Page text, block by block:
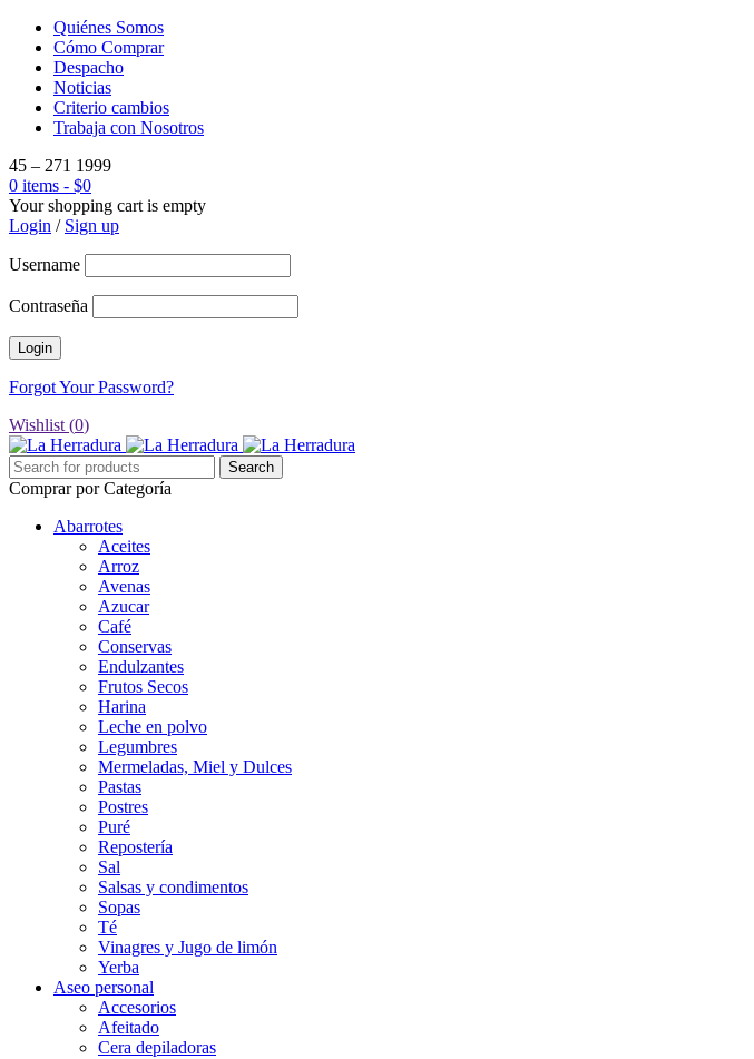
Quiénes Somos
Cómo Comprar
Despacho
Noticias
Criterio cambios
Trabaja con Nosotros
45 – 271 1999
0 items - $0
Your shopping cart is empty
Login / Sign up
Username
Contraseña
Forgot Your Password?
Wishlist (0)
Comprar por Categoría
Abarrotes
Aceites
Arroz
Avenas
Azucar
Café
Conservas
Endulzantes
Frutos Secos
Harina
Leche en polvo
Legumbres
Mermeladas, Miel y Dulces
Pastas
Postres
Puré
Repostería
Sal
Salsas y condimentos
Sopas
Té
Vinagres y Jugo de limón
Yerba
Aseo personal
Accesorios
Afeitado
Cera depiladoras